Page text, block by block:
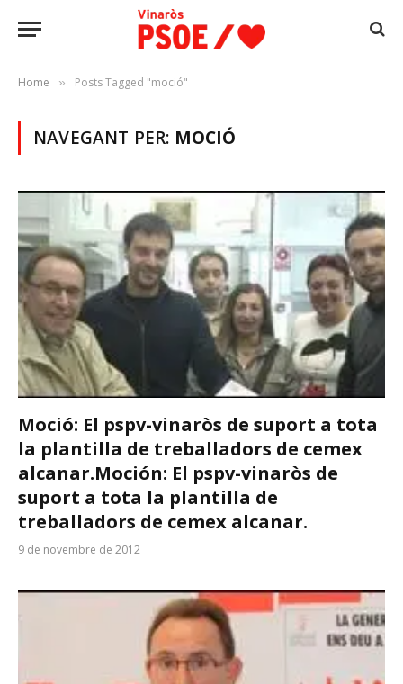
Home » Posts Tagged "moció"
NAVEGANT PER: MOCIÓ
Moció: El pspv-vinaròs de suport a tota
la plantilla de treballadors de cemex
alcanar.Moción: El pspv-vinaròs de
suport a tota la plantilla de
treballadors de cemex alcanar.
9 de novembre de 2012